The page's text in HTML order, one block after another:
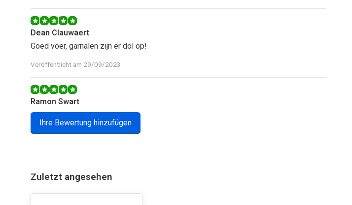
Dean Clauwaert
Goed voer, garnalen zijn er dol op!
Veröffentlicht am 29/09/2023
Ramon Swart
Goed voer wel aan de prijs maar de garnalen doen het er geweldig op mooie kleuren
en veel gezonde jonge nakomelingen.
Ihre Bewertung hinzufügen
Zuletzt angesehen